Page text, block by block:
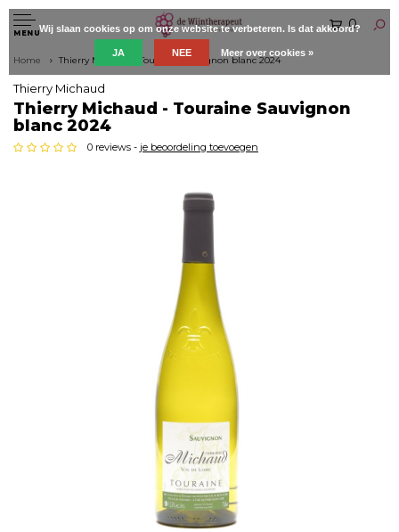
MENU
0
Home Thierry Michaud - Touraine Sauvignon blanc 2024
Thierry Michaud
Thierry Michaud - Touraine Sauvignon
blanc 2024
0 reviews - je beoordeling toevoegen
Wij slaan cookies op om onze website te verbeteren. Is dat akkoord?
JA NEE Meer over cookies »